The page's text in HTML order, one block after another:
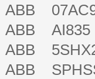
ABB
ABB
ABB
ABB